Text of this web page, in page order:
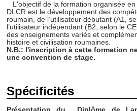
L'objectif de la formation organisée
DLCR est le développement des
roumain, de l’utilisateur débutant (A1,
l’utilisateur indépendant (B2, selon le
des enseignements variés et
histoire et civilisation roumaines.
N.B.: l'inscription à cette formation
une convention de stage.
Spécificités